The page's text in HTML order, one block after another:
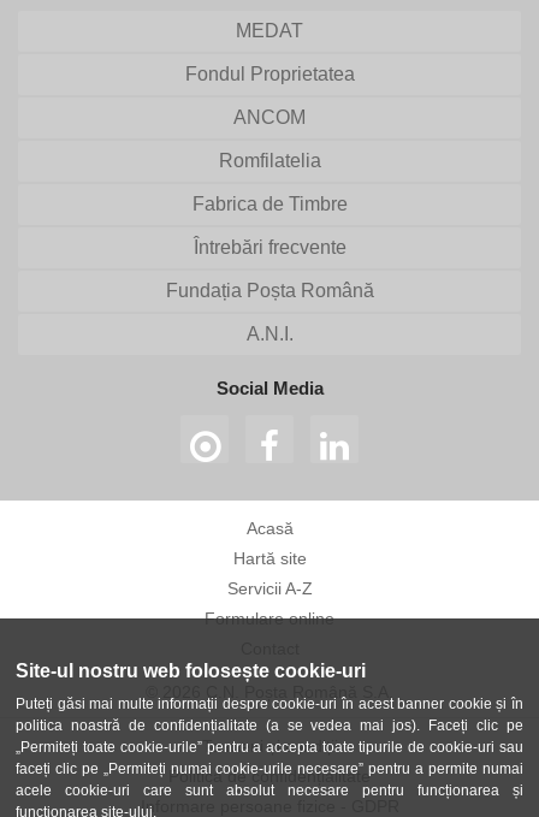
Site-ul nostru web folosește cookie-uri
Puteți găsi mai multe informații despre cookie-uri în acest banner cookie și în
politica noastră de confidențialitate (a se vedea mai jos). Faceți clic pe
„Permiteți toate cookie-urile” pentru a accepta toate tipurile de cookie-uri sau
faceți clic pe „Permiteți numai cookie-urile necesare” pentru a permite numai
acele cookie-uri care sunt absolut necesare pentru funcționarea și
funcționarea site-ului.
MEDAT
Fondul Proprietatea
ANCOM
Romfilatelia
Fabrica de Timbre
Întrebări frecvente
Fundația Poșta Română
A.N.I.
Social Media
Acasă
Hartă site
Servicii A-Z
Formulare online
Termeni și condiții
Politica de confidențialitate
Informare persoane fizice - GDPR